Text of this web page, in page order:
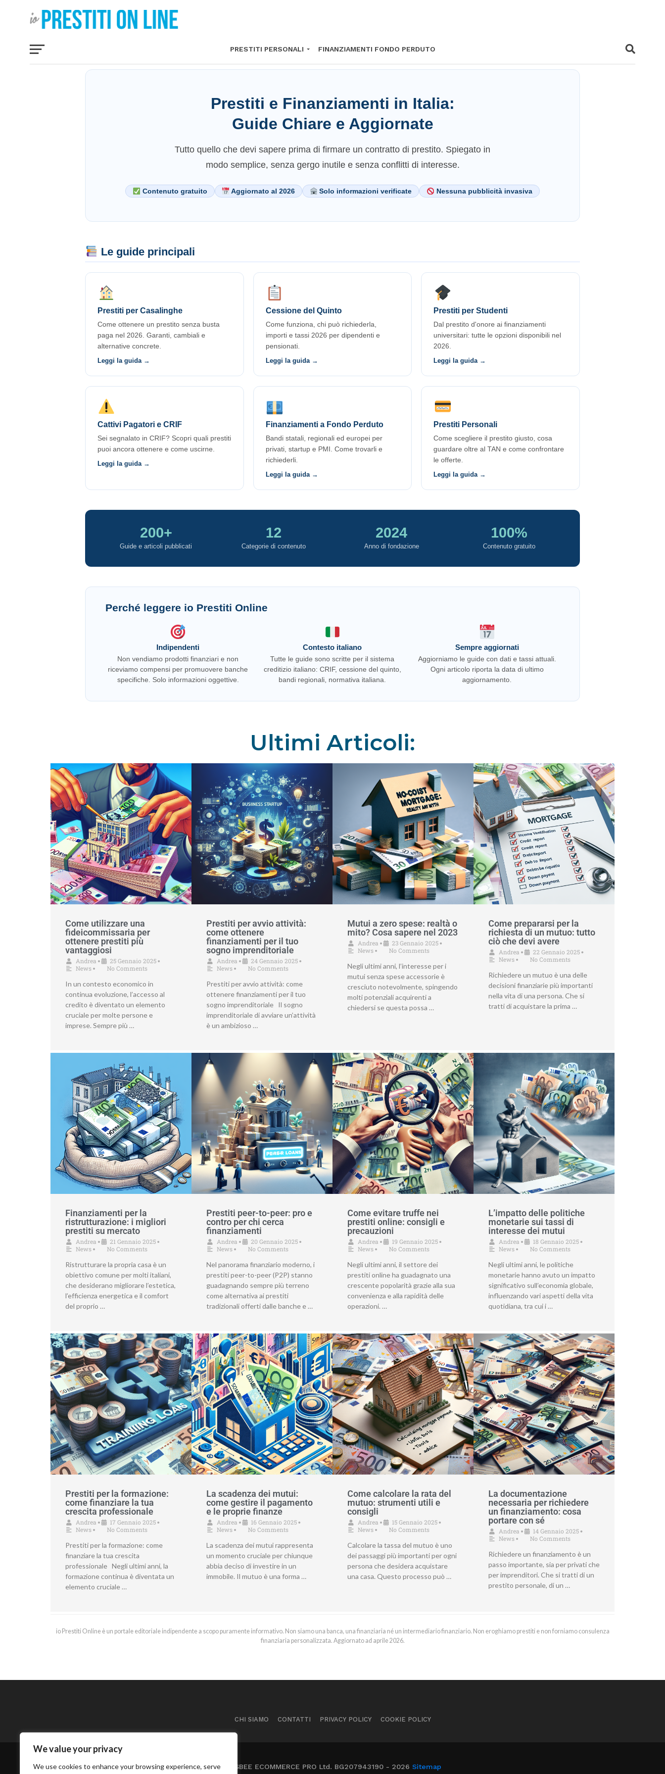
We value your privacy
We use cookies to enhance your browsing experience, serve
PRESTITI PERSONALI FINANZIAMENTI FONDO PERDUTO
Prestiti e Finanziamenti in Italia:
Guide Chiare e Aggiornate
Tutto quello che devi sapere prima di firmare un contratto di prestito. Spiegato in
modo semplice, senza gergo inutile e senza conflitti di interesse.
Contenuto gratuito Aggiornato al 2026 Solo informazioni verificate Nessuna pubblicità invasiva
Le guide principali
Prestiti per Casalinghe
Come ottenere un prestito senza busta
paga nel 2026. Garanti, cambiali e
alternative concrete.
Leggi la guida →
Cessione del Quinto
Come funziona, chi può richiederla,
importi e tassi 2026 per dipendenti e
pensionati.
Leggi la guida →
Prestiti per Studenti
Dal prestito d'onore ai finanziamenti
universitari: tutte le opzioni disponibili nel
2026.
Leggi la guida →
Cattivi Pagatori e CRIF
Sei segnalato in CRIF? Scopri quali prestiti
puoi ancora ottenere e come uscirne.
Leggi la guida →
Finanziamenti a Fondo Perduto
Bandi statali, regionali ed europei per
privati, startup e PMI. Come trovarli e
richiederli.
Leggi la guida →
Prestiti Personali
Come scegliere il prestito giusto, cosa
guardare oltre al TAN e come confrontare
le offerte.
Leggi la guida →
200+
Guide e articoli pubblicati
12
Categorie di contenuto
2024
Anno di fondazione
100%
Contenuto gratuito
Perché leggere io Prestiti Online
Indipendenti
Non vendiamo prodotti finanziari e non
riceviamo compensi per promuovere banche
specifiche. Solo informazioni oggettive.
Contesto italiano
Tutte le guide sono scritte per il sistema
creditizio italiano: CRIF, cessione del quinto,
bandi regionali, normativa italiana.
Sempre aggiornati
Aggiorniamo le guide con dati e tassi attuali.
Ogni articolo riporta la data di ultimo
aggiornamento.
Ultimi Articoli:
Come utilizzare una
fideicommissaria per
ottenere prestiti più
vantaggiosi
Andrea • 25 Gennaio 2025 •
News • No Comments
In un contesto economico in
continua evoluzione, l’accesso al
credito è diventato un elemento
cruciale per molte persone e
imprese. Sempre più …
Prestiti per avvio attività:
come ottenere
finanziamenti per il tuo
sogno imprenditoriale
Andrea • 24 Gennaio 2025 •
News • No Comments
Prestiti per avvio attività: come
ottenere finanziamenti per il tuo
sogno imprenditoriale Il sogno
imprenditoriale di avviare un’attività
è un ambizioso …
Mutui a zero spese: realtà o
mito? Cosa sapere nel 2023
Andrea • 23 Gennaio 2025 •
News • No Comments
Negli ultimi anni, l’interesse per i
mutui senza spese accessorie è
cresciuto notevolmente, spingendo
molti potenziali acquirenti a
chiedersi se questa possa …
Come prepararsi per la
richiesta di un mutuo: tutto
ciò che devi avere
Andrea • 22 Gennaio 2025 •
News • No Comments
Richiedere un mutuo è una delle
decisioni finanziarie più importanti
nella vita di una persona. Che si
tratti di acquistare la prima …
Finanziamenti per la
ristrutturazione: i migliori
prestiti su mercato
Andrea • 21 Gennaio 2025 •
News • No Comments
Ristrutturare la propria casa è un
obiettivo comune per molti italiani,
che desiderano migliorare l’estetica,
l’efficienza energetica e il comfort
del proprio …
Prestiti peer-to-peer: pro e
contro per chi cerca
finanziamenti
Andrea • 20 Gennaio 2025 •
News • No Comments
Nel panorama finanziario moderno, i
prestiti peer-to-peer (P2P) stanno
guadagnando sempre più terreno
come alternativa ai prestiti
tradizionali offerti dalle banche e …
Come evitare truffe nei
prestiti online: consigli e
precauzioni
Andrea • 19 Gennaio 2025 •
News • No Comments
Negli ultimi anni, il settore dei
prestiti online ha guadagnato una
crescente popolarità grazie alla sua
convenienza e alla rapidità delle
operazioni. …
L’impatto delle politiche
monetarie sui tassi di
interesse dei mutui
Andrea • 18 Gennaio 2025 •
News • No Comments
Negli ultimi anni, le politiche
monetarie hanno avuto un impatto
significativo sull’economia globale,
influenzando vari aspetti della vita
quotidiana, tra cui i …
Prestiti per la formazione:
come finanziare la tua
crescita professionale
Andrea • 17 Gennaio 2025 •
News • No Comments
Prestiti per la formazione: come
finanziare la tua crescita
professionale Negli ultimi anni, la
formazione continua è diventata un
elemento cruciale …
La scadenza dei mutui:
come gestire il pagamento
e le proprie finanze
Andrea • 16 Gennaio 2025 •
News • No Comments
La scadenza dei mutui rappresenta
un momento cruciale per chiunque
abbia deciso di investire in un
immobile. Il mutuo è una forma …
Come calcolare la rata del
mutuo: strumenti utili e
consigli
Andrea • 15 Gennaio 2025 •
News • No Comments
Calcolare la tassa del mutuo è uno
dei passaggi più importanti per ogni
persona che desidera acquistare
una casa. Questo processo può …
La documentazione
necessaria per richiedere
un finanziamento: cosa
portare con sé
Andrea • 14 Gennaio 2025 •
News • No Comments
Richiedere un finanziamento è un
passo importante, sia per privati che
per imprenditori. Che si tratti di un
prestito personale, di un …
io Prestiti Online è un portale editoriale indipendente a scopo puramente informativo. Non siamo una banca, una finanziaria né un intermediario finanziario. Non eroghiamo prestiti e non forniamo consulenza
finanziaria personalizzata. Aggiornato ad aprile 2026.
CHI SIAMO CONTATTI PRIVACY POLICY COOKIE POLICY
FRISBEE ECOMMERCE PRO Ltd. BG207943190 - 2026 Sitemap